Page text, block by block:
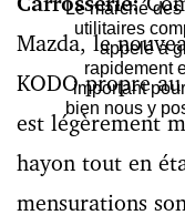
Le marché
utilitaires
appelé à
rapidement
important
bien nous y
Mazda, le
KODO propre
est légèrement
hayon tout en
mensurations